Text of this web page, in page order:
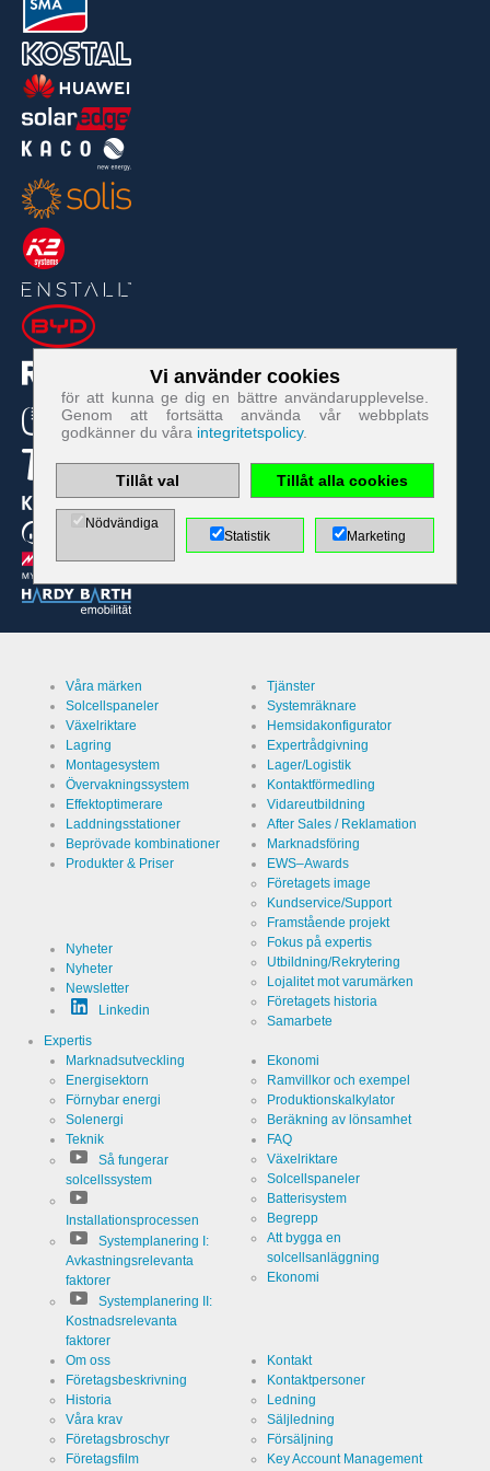
Våra märken
Solcellspaneler
Växelriktare
Lagring
Montagesystem
Övervakningssystem
Effektoptimerare
Laddningsstationer
Beprövade kombinationer
Produkter & Priser
Nyheter
Nyheter
Newsletter
Linkedin
Tjänster
Systemräknare
Hemsidakonfigurator
Expertrådgivning
Lager/Logistik
Kontaktförmedling
Vidareutbildning
After Sales / Reklamation
Marknadsföring
EWS–Awards
Företagets image
Kundservice/Support
Framstående projekt
Fokus på expertis
Utbildning/Rekrytering
Lojalitet mot varumärken
Företagets historia
Samarbete
Expertis
Marknadsutveckling
Energisektorn
Förnybar energi
Solenergi
Teknik
Så fungerar
solcellssystem
Installationsprocessen
Systemplanering I:
Avkastningsrelevanta
faktorer
Systemplanering II:
Kostnadsrelevanta
faktorer
Ekonomi
Ramvillkor och exempel
Produktionskalkylator
Beräkning av lönsamhet
FAQ
Växelriktare
Solcellspaneler
Batterisystem
Begrepp
Att bygga en
solcellsanläggning
Ekonomi
Om oss
Företagsbeskrivning
Historia
Våra krav
Företagsbroschyr
Företagsfilm
Kontakt
Kontaktpersoner
Ledning
Säljledning
Försäljning
Key Account Management
Cookies som är nödvändiga för att webbplatsen ska
fungera:
Cookie
Värd
& Co. KG
Skydd
/
Namn
Namn
Värd
& Co. KG
Kategori
Lagrar
besökarens
inställningar
Namn
Cookies som är nödvändiga för att kunna utvärdera
användaratistik:
Namn
Värd
Kategori
webbplatsanalys.
Genererar
statistiska
uppgifter
besökaren
använder
webbplatsen.
Namn _ga,_gid
Varaktighet 2 år
Cookies som är nödvändiga för att kunna utvärdera
användarens beteende:
Vi använder cookies
för att kunna ge dig en bättre användarupplevelse.
Genom att fortsätta använda vår webbplats
godkänner du våra integritetspolicy.
Tillåt val Tillåt alla cookies
Nödvändiga
Statistik
Marketing